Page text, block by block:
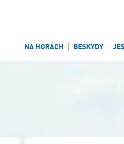
NA HORÁCH BESKYDY